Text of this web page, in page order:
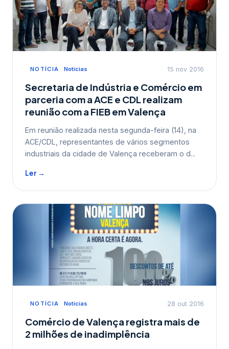
NOTÍCIA Notícias 15 nov 2016
Secretaria de Indústria e Comércio em
parceria com a ACE e CDL realizam
reunião com a FIEB em Valença
Em reunião realizada nesta segunda-feira (14), na
ACE/CDL, representantes de vários segmentos
industriais da cidade de Valença receberam o d...
Ler →
NOTÍCIA Notícias 28 out 2016
Comércio de Valença registra mais de
2 milhões de inadimplência